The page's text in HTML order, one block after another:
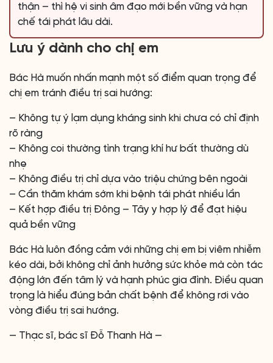
thận – thì hệ vi sinh âm đạo mới bền vững và hạn
chế tái phát lâu dài.
Lưu ý dành cho chị em
Bác Hà muốn nhấn mạnh một số điểm quan trọng để
chị em tránh điều trị sai hướng:
– Không tự ý lạm dụng kháng sinh khi chưa có chỉ định
rõ ràng
– Không coi thường tình trạng khí hư bất thường dù
nhẹ
– Không điều trị chỉ dựa vào triệu chứng bên ngoài
– Cần thăm khám sớm khi bệnh tái phát nhiều lần
– Kết hợp điều trị Đông – Tây y hợp lý để đạt hiệu
quả bền vững
Bác Hà luôn đồng cảm với những chị em bị viêm nhiễm
kéo dài, bởi không chỉ ảnh hưởng sức khỏe mà còn tác
động lớn đến tâm lý và hạnh phúc gia đình. Điều quan
trọng là hiểu đúng bản chất bệnh để không rơi vào
vòng điều trị sai hướng.
— Thạc sĩ, bác sĩ Đỗ Thanh Hà —